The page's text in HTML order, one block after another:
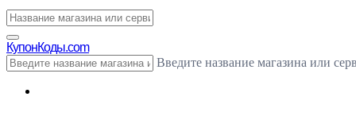
КупонКоды.com
Введите название магазина или